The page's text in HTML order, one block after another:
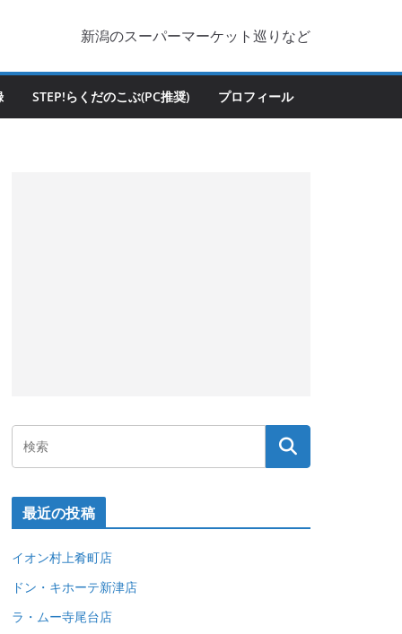
新潟のスーパーマーケット巡りなど
STEP!らくだのこぶ(PC推奨) プロフィール
最近の投稿
イオン村上肴町店
ドン・キホーテ新津店
ラ・ムー寺尾台店